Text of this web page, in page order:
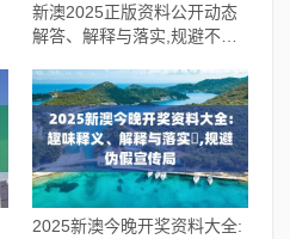
新澳2025正版资料公开动态
解答、解释与落实,规避不实
2025新澳今晚开奖资料大全: